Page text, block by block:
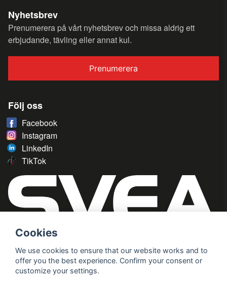
Nyhetsbrev
Prenumerera på vårt nyhetsbrev och missa aldrig ett
erbjudande, tävling eller annat kul.
Prenumerera
Följ oss
Facebook
Instagram
LinkedIn
TikTok
Cookies
We use cookies to ensure that our website works and to
offer you the best experience. Confirm your consent or
customize your settings.